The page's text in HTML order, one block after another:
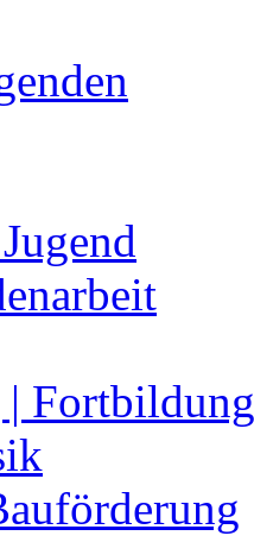
Fortbildung